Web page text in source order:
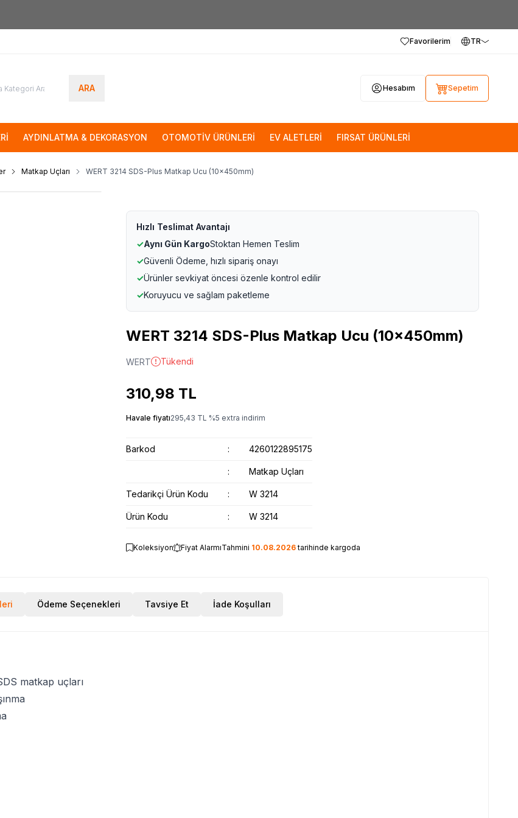
Favorilerim TR
ARA Hesabım Sepetim
AYDINLATMA & DEKORASYON OTOMOTİV ÜRÜNLERİ EV ALETLERİ FIRSAT ÜRÜNLERİ
Matkap Uçları WERT 3214 SDS-Plus Matkap Ucu (10x450mm)
Hızlı Teslimat Avantajı
✓Aynı Gün KargoStoktan Hemen Teslim
✓Güvenli Ödeme, hızlı sipariş onayı
✓Ürünler sevkiyat öncesi özenle kontrol edilir
✓Koruyucu ve sağlam paketleme
WERT 3214 SDS-Plus Matkap Ucu (10x450mm)
WERT Tükendi
310,98 TL
Havale fiyatı295,43 TL %5 extra indirim
Barkod : 4260122895175
: Matkap Uçları
Tedarikçi Ürün Kodu : W 3214
Ürün Kodu : W 3214
Koleksiyon Fiyat AlarmıTahmini 10.08.2026tarihinde kargoda
Ödeme Seçenekleri Tavsiye Et İade Koşulları
matkap uçları